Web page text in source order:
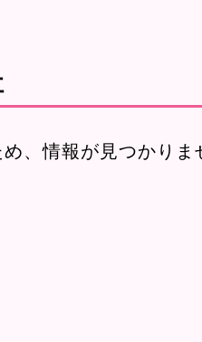
、情報が見つかりま